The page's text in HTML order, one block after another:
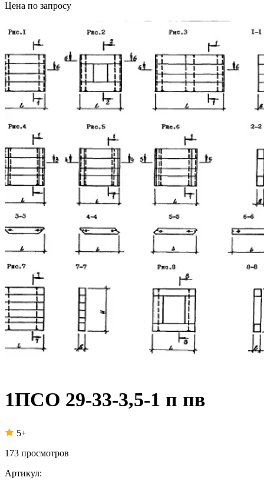
Цена по запросу
1ПСО 29-33-3,5-1 п пв
5+
173 просмотров
Артикул: